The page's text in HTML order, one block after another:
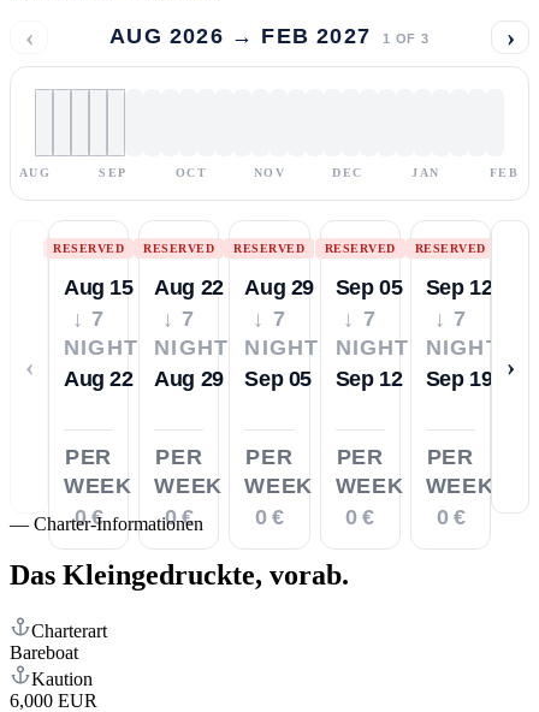
‹ AUG 2026 → FEB 2027 1 OF 3 ›
AUG SEP OCT NOV DEC JAN FEB
‹
RESERVED
Aug 15
↓ 7
NIGHTS
Aug 22
PER
WEEK
0 €
RESERVED
Aug 22
↓ 7
NIGHTS
Aug 29
PER
WEEK
0 €
RESERVED
Aug 29
↓ 7
NIGHTS
Sep 05
PER
WEEK
0 €
RESERVED
Sep 05
↓ 7
NIGHTS
Sep 12
PER
WEEK
0 €
RESERVED
Sep 12
↓ 7
NIGHTS
Sep 19
PER
WEEK
0 €
›
— Charter-Informationen
Das Kleingedruckte, vorab.
Charterart
Bareboat
Kaution
6,000 EUR